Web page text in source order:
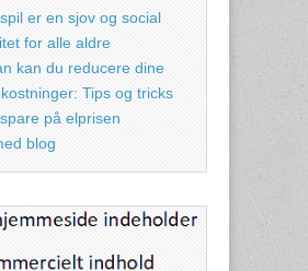
er en sjov og social
for alle aldre
kan du reducere dine
Tips og tricks
på elprisen
blog